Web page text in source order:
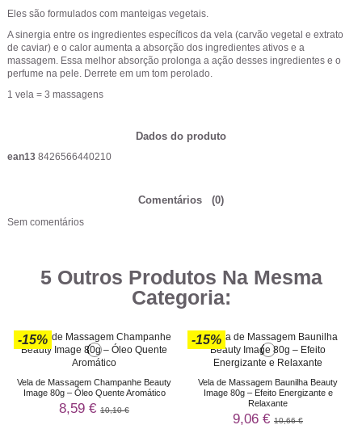
Eles são formulados com manteigas vegetais.
A sinergia entre os ingredientes específicos da vela (carvão vegetal e extrato
de caviar) e o calor aumenta a absorção dos ingredientes ativos e a
massagem. Essa melhor absorção prolonga a ação desses ingredientes e o
perfume na pele. Derrete em um tom perolado.
1 vela = 3 massagens
Dados do produto
ean13 8426566440210
Comentários (0)
Sem comentários
5 Outros Produtos Na Mesma
Categoria:
-15%
Vela de Massagem Champanhe Beauty
Image 80g – Óleo Quente Aromático
8,59 € 10,10 €
-15%
Vela de Massagem Baunilha Beauty
Image 80g – Efeito Energizante e
Relaxante
9,06 € 10,66 €